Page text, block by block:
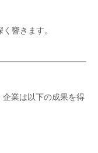
響きます。
業は以下の成果を得